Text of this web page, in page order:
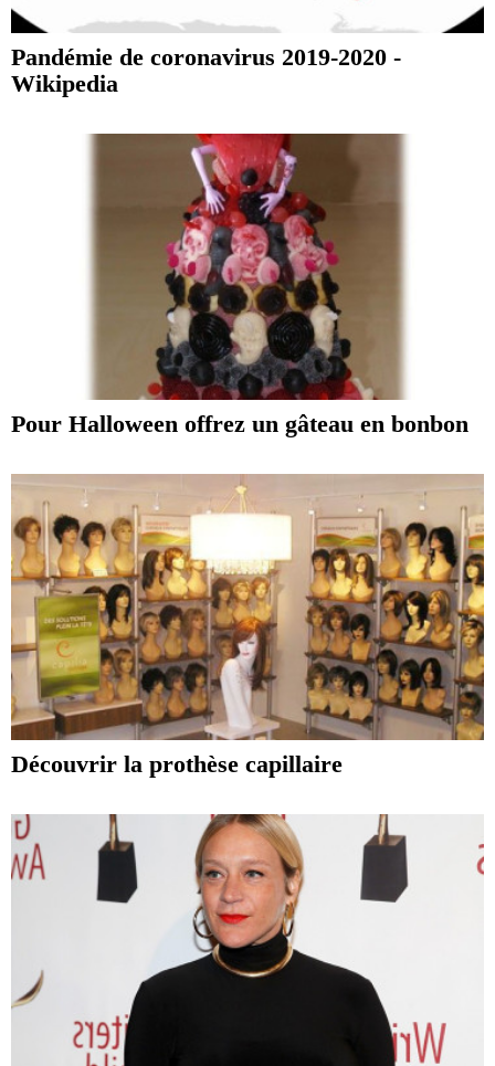
Pandémie de coronavirus 2019-2020 -
Wikipedia
Pour Halloween offrez un gâteau en bonbon
Découvrir la prothèse capillaire